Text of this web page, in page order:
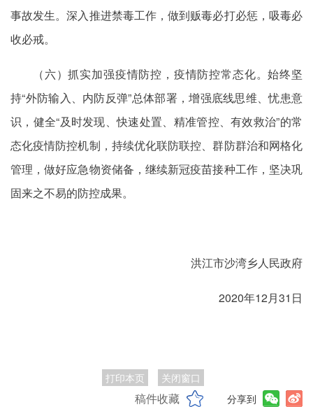
事故发生。深入推进禁毒工作，做到贩毒必打必惩，吸毒必
收必戒。
（六）抓实加强疫情防控，疫情防控常态化。始终坚
持“外防输入、内防反弹”总体部署，增强底线思维、忧患意
识，健全“及时发现、快速处置、精准管控、有效救治”的常
态化疫情防控机制，持续优化联防联控、群防群治和网格化
管理，做好应急物资储备，继续新冠疫苗接种工作，坚决巩
固来之不易的防控成果。
洪江市沙湾乡人民政府
2020年12月31日
打印本页 关闭窗口
稿件收藏 分享到